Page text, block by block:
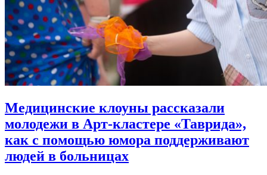
Медицинские клоуны рассказали
молодежи в Арт-кластере «Таврида»,
как с помощью юмора поддерживают
людей в больницах